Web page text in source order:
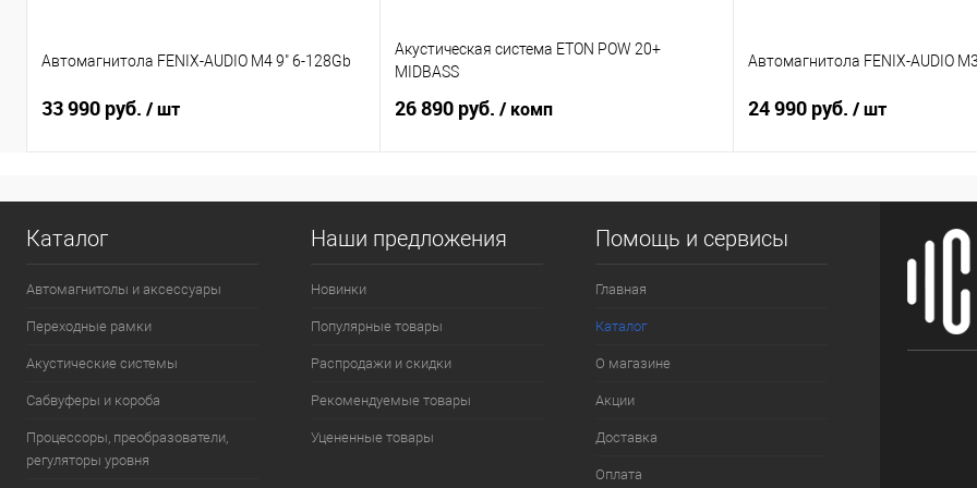
Автомагнитола FENIX-AUDIO M4 9" 6-128Gb
33 990 руб. / шт
Акустическая система ETON POW 20+
MIDBASS
26 890 руб. / комп
Автомагнитола FENIX-AUDIO
24 990 руб. / шт
Каталог
Автомагнитолы и аксессуары
Переходные рамки
Акустические системы
Сабвуферы и короба
Процессоры, преобразователи,
регуляторы уровня
Наши предложения
Новинки
Популярные товары
Распродажи и скидки
Рекомендуемые товары
Уцененные товары
Помощь и сервисы
Главная
Каталог
О магазине
Акции
Доставка
Оплата